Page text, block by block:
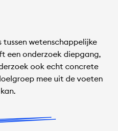
wetenschappelijke
een onderzoek diepgang,
ook echt concrete
mee uit de voeten
kan.